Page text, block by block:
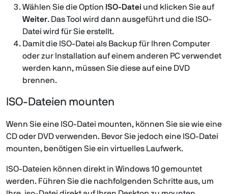
Wählen Sie die Option ISO-Datei und klicken Sie auf
Weiter. Das Tool wird dann ausgeführt und die ISO-
Datei wird für Sie erstellt.
Damit die ISO-Datei als Backup für Ihren Computer
oder zur Installation auf einem anderen PC verwendet
werden kann, müssen Sie diese auf eine DVD
brennen.
ISO-Dateien mounten
Wenn Sie eine ISO-Datei mounten, können Sie sie wie eine
CD oder DVD verwenden. Bevor Sie jedoch eine ISO-Datei
mounten, benötigen Sie ein virtuelles Laufwerk.
ISO-Dateien können direkt in Windows 10 gemountet
werden. Führen Sie die nachfolgenden Schritte aus, um